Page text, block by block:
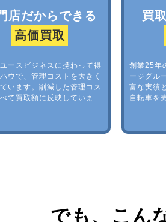
店だからできる
高価買取
ースビジネスに携わって得
ウで、管理コストを大きく
います。削減した管理コス
て買取額に反映していま
買
創業25年
ージグル
富な実績
自転車を
でも、 こん